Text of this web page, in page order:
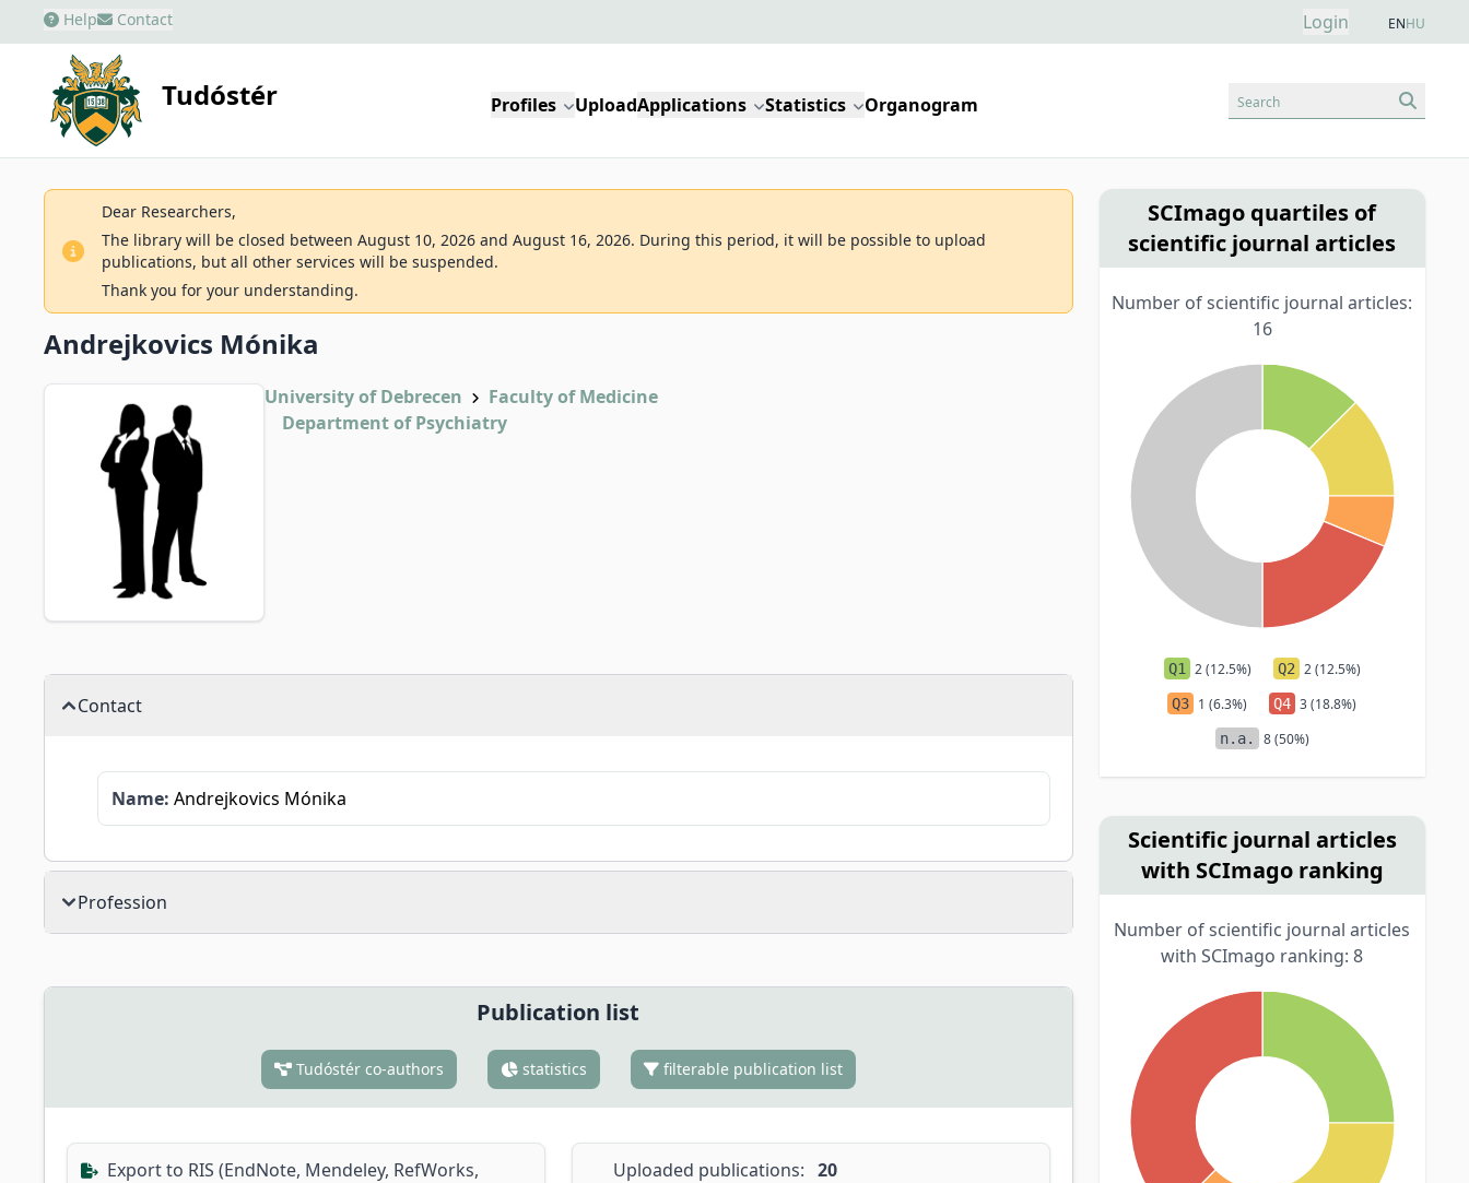
Help Contact Login ENHU
Tudóstér Profiles UploadApplications Statistics Organogram Search
Dear Researchers,
The library will be closed between August 10, 2026 and August 16, 2026. During this period, it will be possible to upload
publications, but all other services will be suspended.
Thank you for your understanding.
Andrejkovics Mónika
University of Debrecen
Faculty of Medicine
Department of Psychiatry
Contact
Name: Andrejkovics Mónika
Profession
Publication list
Tudóstér co-authors statistics filterable publication list
Export to RIS (EndNote, Mendeley, RefWorks,
Uploaded publications: 20
SCImago quartiles of
scientific journal articles
Number of scientific journal articles:
16
Q1 2 (12.5%) Q2 2 (12.5%)
Q3 1 (6.3%) Q4 3 (18.8%)
n.a. 8 (50%)
Scientific journal articles
with SCImago ranking
Number of scientific journal articles
with SCImago ranking: 8